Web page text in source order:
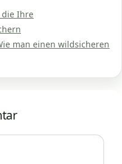
die Ihre
man einen wildsicheren